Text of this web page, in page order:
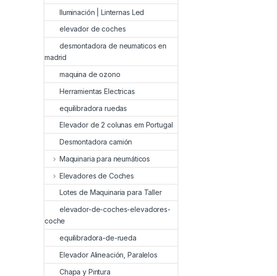
Iluminación | Linternas Led
elevador de coches
desmontadora de neumaticos en
madrid
maquina de ozono
Herramientas Electricas
equilibradora ruedas
Elevador de 2 colunas em Portugal
Desmontadora camión
Maquinaria para neumáticos
Elevadores de Coches
Lotes de Maquinaria para Taller
elevador-de-coches-elevadores-
coche
equilibradora-de-rueda
Elevador Alineación, Paralelos
Chapa y Pintura